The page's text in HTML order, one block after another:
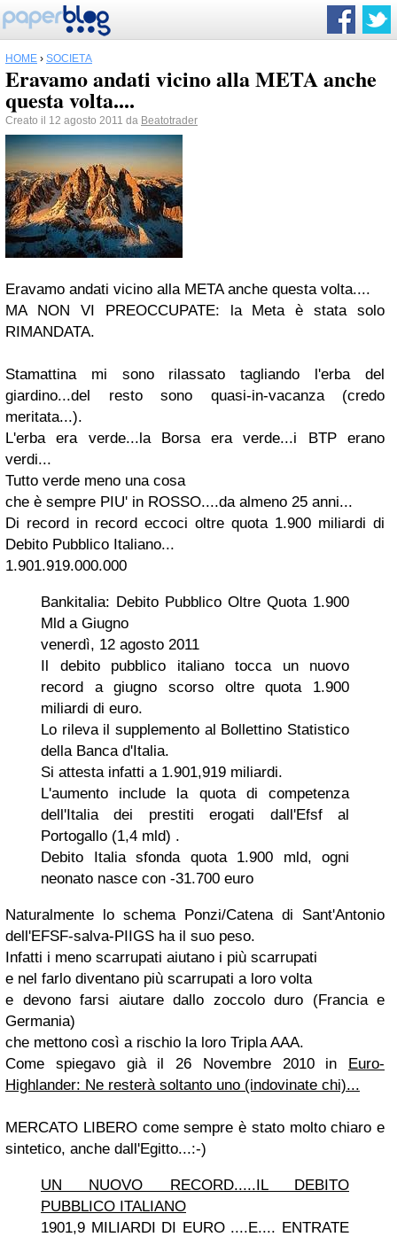
HOME › SOCIETÀ
Eravamo andati vicino alla META anche
questa volta....
Creato il 12 agosto 2011 da Beatotrader
Eravamo andati vicino alla META anche questa volta....
MA NON VI PREOCCUPATE: la Meta è stata solo
RIMANDATA.
Stamattina mi sono rilassato tagliando l'erba del
giardino...del resto sono quasi-in-vacanza (credo
meritata...).
L'erba era verde...la Borsa eraverde...i BTP erano
verdi...
Tutto verde meno una cosa
che è sempre PIU' in ROSSO....da almeno 25 anni...
Di record in record eccoci oltre quota 1.900 miliardi di
Debito Pubblico Italiano...
1.901.919.000.000
Bankitalia: Debito Pubblico Oltre Quota 1.900
Mld a Giugno
venerdì, 12 agosto 2011
Il debito pubblico italiano tocca un nuovo
record a giugno scorso oltre quota 1.900
miliardi di euro.
Lo rileva il supplemento al Bollettino Statistico
della Banca d'Italia.
Si attesta infatti a 1.901,919 miliardi.
L'aumento include la quota di competenza
dell'Italia dei prestiti erogati dall'Efsf al
Portogallo (1,4 mld) .
Debito Italia sfonda quota 1.900 mld, ogni
neonato nasce con -31.700 euro
Naturalmente lo schema Ponzi/Catena di Sant'Antonio
dell'EFSF-salva-PIIGS ha il suo peso.
Infatti i meno scarrupati aiutano i più scarrupati
e nel farlo diventano più scarrupati a loro volta
e devono farsi aiutare dallo zoccolo duro (Francia e
Germania)
che mettono così a rischio la loro Tripla AAA.
Come spiegavo già il 26 Novembre 2010 in Euro-
Highlander: Ne resterà soltanto uno (indovinate chi)...
MERCATO LIBERO come sempre è stato molto chiaro e
sintetico, anche dall'Egitto...:-)
UN NUOVO RECORD.....IL DEBITO
PUBBLICO ITALIANO
1901,9 MILIARDI DI EURO ....E.... ENTRATE